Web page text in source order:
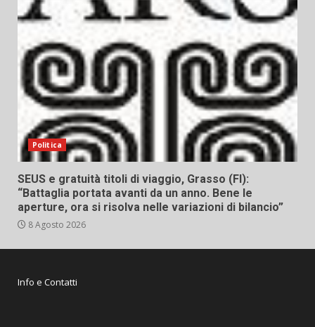
Politica
SEUS e gratuità titoli di viaggio, Grasso (FI):
“Battaglia portata avanti da un anno. Bene le
aperture, ora si risolva nelle variazioni di bilancio”
8 Agosto 2026
Info e Contatti